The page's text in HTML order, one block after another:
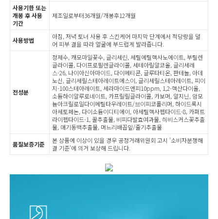
사용기한 또는
개봉 후 사용
기간
제조일로부터36개월/개봉후12개월
사용방법
아침, 저녁 토너 사용 후 스킨케어 마지막 단계에서 적당량을 덜
어 피부 결을 따라 얼굴에 부드럽게 발라줍니다.
전성분
정제수, 캐모마일꽃수, 글리세린, 세틸에틸헥사노에이트, 부틸렌
글라이콜, 다이프로필렌글라이콜, 세테아릴알코올, 글리세레
스-26, 나이아신아마이드, 다이메티콘, 글루타티온, 판테놀, 아데
노신, 글리세릴스테아레이트에스이, 글리세릴스테아레이트, 피이
지-100스테아레이트, 세라마이드엔피10ppm, 1,2-헥산다이올,
소듐하이알루로네이트, 카프릴릴글라이콜, 카보머, 알지닌, 암모
늄아크릴로일다이메틸타우레이트/브이피코폴리머, 하이드록시
아세토페논, 다이소듐이디티에이, 아세틸헥사펩타이드-8, 카퍼트
라이펩타이드-1, 꿀추출물, 비피다발효여과물, 히비스커스꽃추출
물, 애기동백추출물, 며느리배꼽잎/줄기추출물
품질보증기준
본 상품에 이상이 있을 경우 공정거래위원회 고시 '소비자분쟁해
결 기준'에 의거 보상해 드립니다.